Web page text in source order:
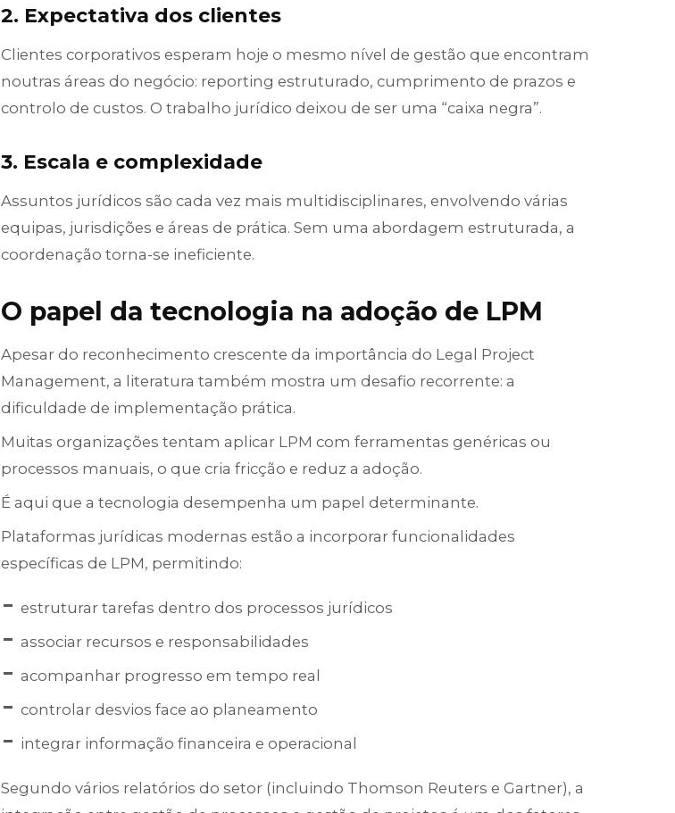
2. Expectativa dos clientes
Clientes corporativos esperam hoje o mesmo nível de gestão que encontram
noutras áreas do negócio: reporting estruturado, cumprimento de prazos e
controlo de custos. O trabalho jurídico deixou de ser uma “caixa negra”.
3. Escala e complexidade
Assuntos jurídicos são cada vez mais multidisciplinares, envolvendo várias
equipas, jurisdições e áreas de prática. Sem uma abordagem estruturada, a
coordenação torna-se ineficiente.
O papel da tecnologia na adoção de LPM
Apesar do reconhecimento crescente da importância do Legal Project
Management, a literatura também mostra um desafio recorrente: a
dificuldade de implementação prática.
Muitas organizações tentam aplicar LPM com ferramentas genéricas ou
processos manuais, o que cria fricção e reduz a adoção.
É aqui que a tecnologia desempenha um papel determinante.
Plataformas jurídicas modernas estão a incorporar funcionalidades
específicas de LPM, permitindo:
estruturar tarefas dentro dos processos jurídicos
associar recursos e responsabilidades
acompanhar progresso em tempo real
controlar desvios face ao planeamento
integrar informação financeira e operacional
Segundo vários relatórios do setor (incluindo Thomson Reuters e Gartner), a